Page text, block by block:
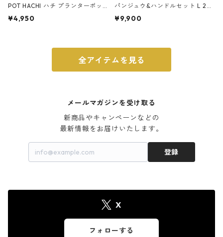
POT HACHI ハチ プランターポッ
ト 3号 ブラック
¥4,950
パンジュウ&ハンドルセット L 24c
m ガス火・IH対応 鉄フライパン
¥9,900
全アイテムを見る
メールマガジンを受け取る
新商品やキャンペーンなどの
最新情報をお届けいたします。
登録
X
フォローする